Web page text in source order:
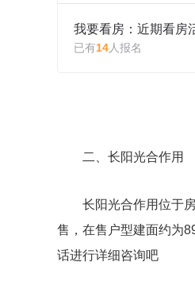
我要看房：近期看房
已有14人报名
二、长阳光合作用
长阳光合作用位于
售，在售户型建面约为
话进行详细咨询吧